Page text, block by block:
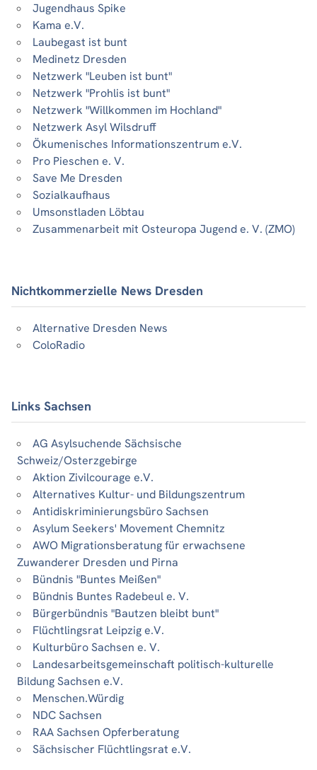
Jugendhaus Spike
Kama e.V.
Laubegast ist bunt
Medinetz Dresden
Netzwerk "Leuben ist bunt"
Netzwerk "Prohlis ist bunt"
Netzwerk "Willkommen im Hochland"
Netzwerk Asyl Wilsdruff
Ökumenisches Informationszentrum e.V.
Pro Pieschen e. V.
Save Me Dresden
Sozialkaufhaus
Umsonstladen Löbtau
Zusammenarbeit mit Osteuropa Jugend e. V. (ZMO)
Nichtkommerzielle News Dresden
Alternative Dresden News
ColoRadio
Links Sachsen
AG Asylsuchende Sächsische
Schweiz/Osterzgebirge
Aktion Zivilcourage e.V.
Alternatives Kultur- und Bildungszentrum
Antidiskriminierungsbüro Sachsen
Asylum Seekers' Movement Chemnitz
AWO Migrationsberatung für erwachsene
Zuwanderer Dresden und Pirna
Bündnis "Buntes Meißen"
Bündnis Buntes Radebeul e. V.
Bürgerbündnis "Bautzen bleibt bunt"
Flüchtlingsrat Leipzig e.V.
Kulturbüro Sachsen e. V.
Landesarbeitsgemeinschaft politisch-kulturelle
Bildung Sachsen e.V.
Menschen.Würdig
NDC Sachsen
RAA Sachsen Opferberatung
Sächsischer Flüchtlingsrat e.V.